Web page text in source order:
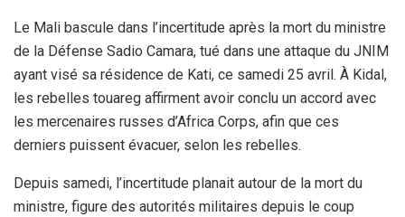
Le Mali bascule dans l’incertitude après la mort du ministre
de la Défense Sadio Camara, tué dans une attaque du JNIM
ayant visé sa résidence de Kati, ce samedi 25 avril. À Kidal,
les rebelles touareg affirment avoir conclu un accord avec
les mercenaires russes d’Africa Corps, afin que ces
derniers puissent évacuer, selon les rebelles.
Depuis samedi, l’incertitude planait autour de la mort du
ministre, figure des autorités militaires depuis le coup